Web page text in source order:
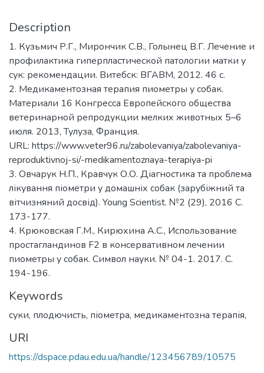
Description
1. Кузьмич Р.Г., Мирончик С.В., Голынец В.Г. Лечение и
профилактика гиперпластической патологии матки у
сук: рекомендации. Витебск: ВГАВМ, 2012. 46 с.
2. Медикаментозная терапия пиометры у собак.
Материали 16 Конгресса Европейского общества
ветеринарной репродукции мелких животных 5–6
июля. 2013, Тулуза, Франция.
URL: https://www.veter96.ru/zabolevaniya/zabolevaniya-
reproduktivnoj-si/-medikamentoznaya-terapiya-pi
3. Овчарук Н.П., Кравчук О.О. Діагностика та проблема
лікування піометри у домашніх собак (зарубіжний та
вітчизняний досвід). Young Scientist. №2 (29), 2016 С.
173-177.
4. Крюковская Г.М., Кирюхина А.С., Использование
простагландинов F2 в консервативном лечении
пиометры у собак. Символ науки. № 04-1. 2017. С.
194-196.
Keywords
суки, плодючисть, піометра, медикаментозна терапія,
URI
https://dspace.pdau.edu.ua/handle/123456789/10575